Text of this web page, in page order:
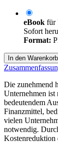
eBook für
Sofort
Format:
In den Warenkorb
Die zunehmend
Unternehmen
bedeutendem
Finanzmittel,
vielen
notwendig.
Kostenreduktion